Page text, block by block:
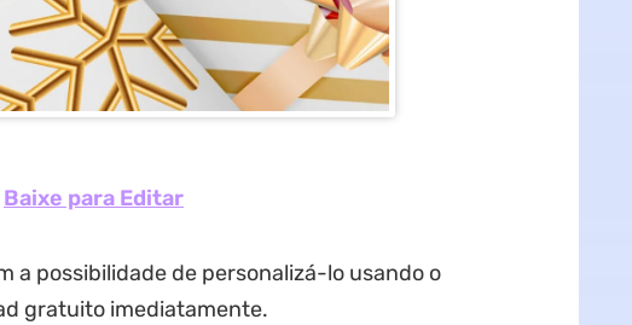
Baixe para Editar
a possibilidade de personalizá-lo usando o
gratuito imediatamente.